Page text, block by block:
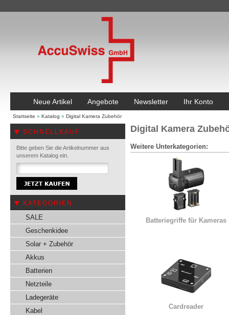
Neue Artikel Angebote Newsletter Ihr Konto
Startseite » Katalog » Digital Kamera Zubehör
SCHNELLKAUF
Bitte geben Sie die Artikelnummer aus
unserem Katalog ein.
KATEGORIEN
SALE
Geschenkidee
Solar + Zubehör
Akkus
Batterien
Netzteile
Ladegeräte
Kabel
Digital Kamera
Weitere Unterkategorien:
Batteriegriffe für Kameras
Cardreader